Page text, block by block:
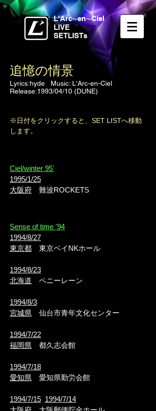
L'Arc〜en〜Ciel
LIVE
SETLISTs
追憶の情景
Lyrics:hyde Music: L'Arc-en-Ciel
Release:1993/04/10 (DUNE)
※日付をクリックすると、SET LISTへ移動
します。
Sense of time '94
1994/8/27
東京都 東京ベイNKホール
1994/8/23
北海道 ペニーレーン
1994/8/3
宮城県 仙台市青年文化センター
1994/7/22
福岡県 都久志会館
1994/7/18
愛知県 愛知県勤労会館
1994/7/15 1994/7/14
Ciel/winter 95'
1995/1/25
大阪府 難波ROCKETS